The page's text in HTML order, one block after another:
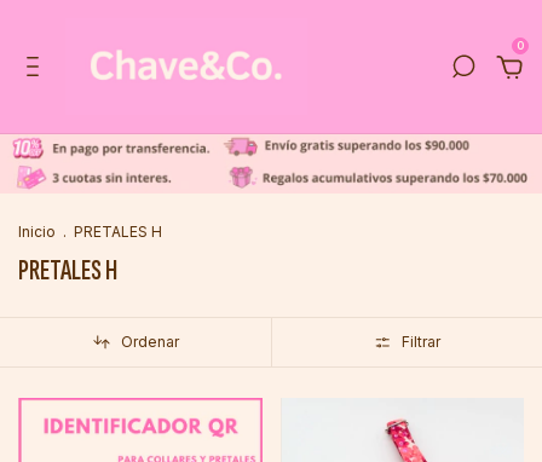
0
Inicio . PRETALES H
PRETALES H
Ordenar Filtrar